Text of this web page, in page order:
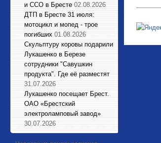
и ССО в Бресте 02.08.2026
ДТП в Бресте 31 июля:
мотоцикл и мопед - трое
погибших 01.08.2026
Cкульптуру коровы подарили
Лукашенко в Березе
сотрудники "Савушкин
продукта". Где её разместят
31.07.2026
Лукашенко посещает Брест.
ОАО «Брестский
электроламповый завод»
30.07.2026